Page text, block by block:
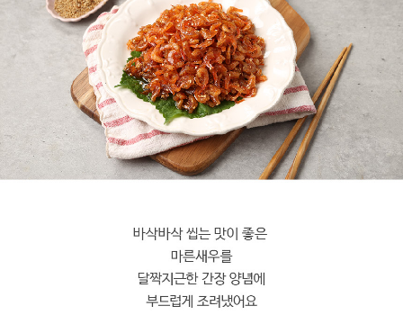
페이코 라이